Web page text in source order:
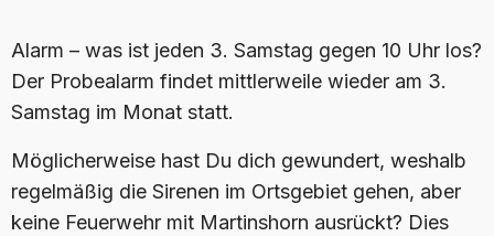
Alarm – was ist jeden 3. Samstag gegen 10 Uhr los?
Der Probealarm findet mittlerweile wieder am 3.
Samstag im Monat statt.
Möglicherweise hast Du dich gewundert, weshalb
regelmäßig die Sirenen im Ortsgebiet gehen, aber
keine Feuerwehr mit Martinshorn ausrückt? Dies